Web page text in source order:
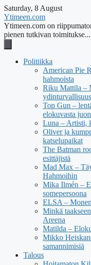
Saturday, 8 August
Ytimeen.com
Ytimeen.com on
pienen tutkivan toimitukse...
Politiikka
American Pie
hahmoista
Riku Mattila –
Top Gun –
elokuvasta
Luna – Artisti,
Oliver ja
katselupaikat
The Batman
esittäjistä
Mad Max –
Hahmoihin
Mika Ilmén –
somepersoona
ELSA –
Minkä
Areena
Matilda –
Mikko
samannimisiä
Talous